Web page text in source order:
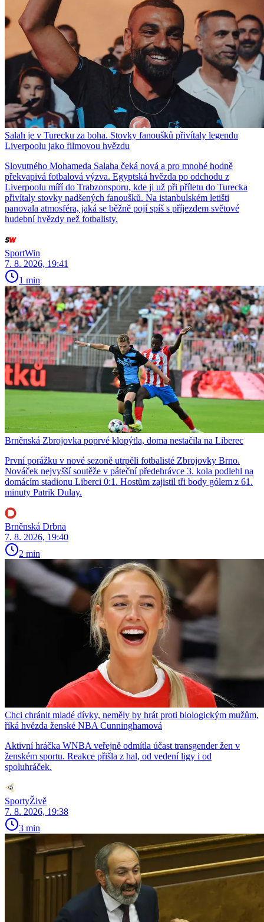
Salah je v Turecku za boha. Stovky fanoušků přivítaly legendu
Liverpoolu jako filmovou hvězdu
Slovutného Mohameda Salaha čeká nová a pro mnohé hodně
překvapivá fotbalová výzva. Egyptská hvězda po odchodu z
Liverpoolu míří do Trabzonsporu, kde ji už při příletu do Turecka
přivítaly stovky nadšených fanoušků. Na istanbulském letišti
panovala atmosféra, jaká se běžně pojí spíš s příjezdem světové
hudební hvězdy než fotbalisty.
SportWin
7. 8. 2026, 19:41
1 min
Brněnská Zbrojovka poprvé klopýtla, doma nestačila na Liberec
První porážku v nové sezoně utrpěli fotbalisté Zbrojovky Brno.
Nováček nejvyšší soutěže v páteční předehrávce 3. kola podlehl na
domácím stadionu Liberci 0:1. Hostům zajistil tři body gólem z 61.
minuty Patrik Dulay.
Brněnská Drbna
7. 8. 2026, 19:40
2 min
Chci chránit mladé dívky, neměly by hrát proti biologickým mužům,
říká hvězda ženské NBA Cunninghamová
Aktivní hráčka WNBA veřejně odmítla účast transgender žen v
ženském sportu. Reakce přišla z hal, od vedení ligy i od
spoluhráček.
SportyŽivě
7. 8. 2026, 19:38
3 min